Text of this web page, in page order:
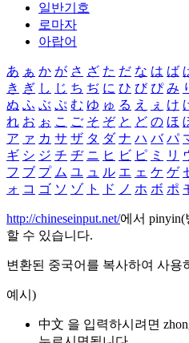
일반기호
로마자
아랍어
あ ぁ か が さ ざ た だ な は ば
き ぎ し じ ち ぢ に ひ び ぴ み
ぬ ふ ぶ ぷ む ゆ ゅ る え ぇ け
れ お ぉ こ ご そ ぞ と ど の ほ
ア ァ カ サ ザ タ ダ ナ ハ バ パ
ギ シ ジ チ ヂ ニ ヒ ビ ピ ミ リ
フ ブ プ ム ユ ュ ル エ ェ ケ ゲ
ォ コ ゴ ソ ゾ ト ド ノ ホ ボ ポ
http://chineseinput.net/에서
할 수 있습니다.
변환된 중국어를 복사하여 사용
예시)
中文 을 입력하시려면